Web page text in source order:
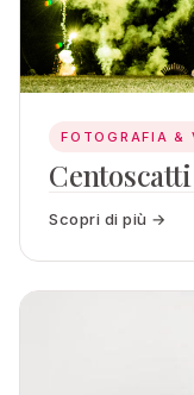
FOTOGRAFIA &
Centoscatti
Scopri di più →